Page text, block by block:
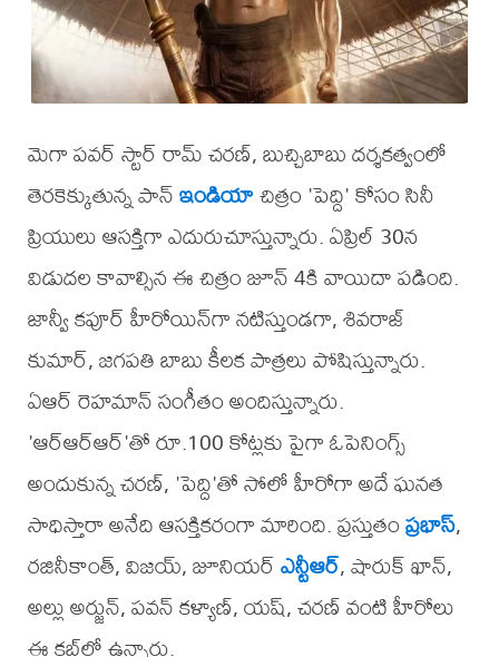
మెగా పవర్ స్టార్ రామ్ చరణ్, బుచ్చిబాబు దర్శకత్వంలో
తెరకెక్కుతున్న పాన్ఇండియాచిత్రం 'పెద్ది' కోసం సినీ
ప్రియులు ఆసక్తిగా ఎదురుచూస్తున్నారు. ఏప్రిల్ 30న
విడుదల కావాల్సిన ఈ చిత్రం జూన్ 4కి వాయిదా పడింది.
జాన్వీ కపూర్ హీరోయిన్‌గా నటిస్తుండగా, శివరాజ్
కుమార్, జగపతి బాబు కీలక పాత్రలు పోషిస్తున్నారు.
ఏఆర్ రెహమాన్ సంగీతం అందిస్తున్నారు.
'ఆర్ఆర్ఆర్'తో రూ.100 కోట్లకు పైగా ఓపెనింగ్స్
అందుకున్న చరణ్, 'పెద్ది'తో సోలో హీరోగా అదే ఘనత
సాధిస్తారా అనేది ఆసక్తికరంగా మారింది. ప్రస్తుతంప్రభాస్,
రజినీకాంత్, విజయ్, జూనియర్ఎన్టీఆర్, షారుక్ ఖాన్,
అల్లు అర్జున్, పవన్ కళ్యాణ్, యష్, చరణ్ వంటి హీరోలు
ఈ క్లబ్‌లో ఉన్నారు.